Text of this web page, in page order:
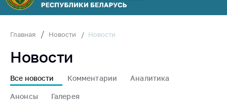
Структура
Министерства
Территориальные
Законодательство
Антикоррупционная
деятельность
Главная Новости Новости
Новости
Все новости Комментарии Аналитика
Анонсы Галерея